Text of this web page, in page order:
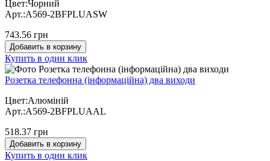
Цвет:Чорний
Арт.:A569-2BFPLUASW
743.56 грн
Добавить в корзину
Купить в один клик
Розетка телефонна (інформаційна) два виходи
Цвет:Алюміній
Арт.:A569-2BFPLUAAL
518.37 грн
Добавить в корзину
Купить в один клик